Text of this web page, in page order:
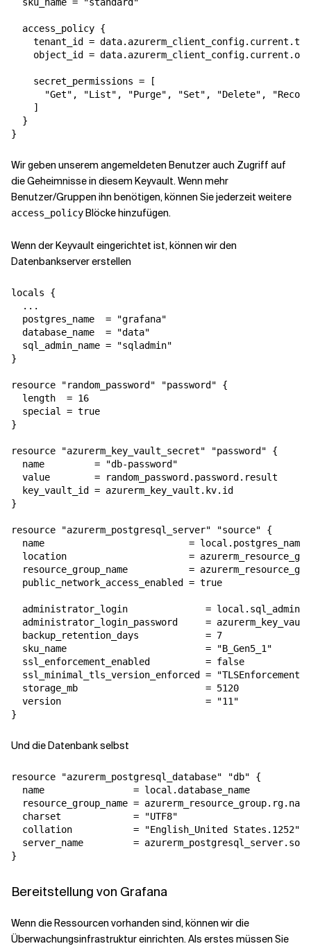
  access_policy {
tenant_id =
object_id =
    secret_permissions = [
"Get", "List", "Purge", "Set", "Delete",
    ]
  }
}
Wir geben unserem angemeldeten Benutzer auch Zugriff auf
die Geheimnisse in diesem Keyvault. Wenn mehr
Benutzer/Gruppen ihn benötigen, können Sie jederzeit weitere
access_policyBlöcke hinzufügen.
Wenn der Keyvault eingerichtet ist, können wir den
Datenbankserver erstellen
locals {
  ...
  postgres_name  = "grafana"
  database_name  = "data"
  sql_admin_name = "sqladmin"
}
resource "random_password" "password" {
  length  = 16
  special = true
}
resource "azurerm_key_vault_secret" "password" {
  name         = "db-password"
  value        = random_password.password.result
  key_vault_id = azurerm_key_vault.kv.id
}
resource "azurerm_postgresql_server" "source" {
  name                          = local.postgres_name
location                      =
resource_group_name           =
  public_network_access_enabled = true
administrator_login              =
administrator_login_password     =
  backup_retention_days            = 7
  sku_name                         = "B_Gen5_1"
  ssl_enforcement_enabled          = false
ssl_minimal_tls_version_enforced =
  storage_mb                       = 5120
  version                          = "11"
}
Und die Datenbank selbst
resource "azurerm_postgresql_database" "db" {
  name                = local.database_name
  resource_group_name = azurerm_resource_group.rg.name
  charset             = "UTF8"
  collation           = "English_United States.1252"
server_name         =
}
Bereitstellung von Grafana
Wenn die Ressourcen vorhanden sind, können wir die
Überwachungsinfrastruktur einrichten. Als erstes müssen Sie